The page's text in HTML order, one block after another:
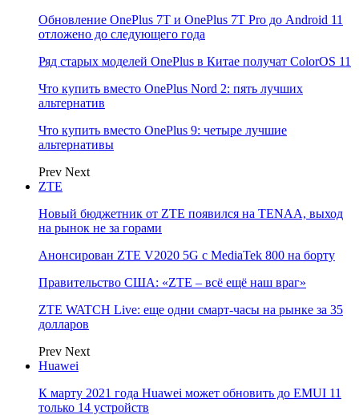
Обновление OnePlus 7T и OnePlus 7T Pro до Android 11
отложено до следующего года
Ряд старых моделей OnePlus в Китае получат ColorOS 11
Что купить вместо OnePlus Nord 2: пять лучших
альтернатив
Что купить вместо OnePlus 9: четыре лучшие
альтернативы
Prev Next
ZTE
Новый бюджетник от ZTE появился на TENAA, выход
на рынок не за горами
Анонсирован ZTE V2020 5G с MediaTek 800 на борту
Правительство США: «ZTE – всё ещё наш враг»
ZTE WATCH Live: еще одни смарт-часы на рынке за 35
долларов
Prev Next
Huawei
К марту 2021 года Huawei может обновить до EMUI 11
только 14 устройств